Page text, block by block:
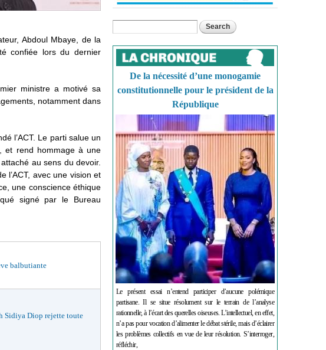
Abdoul Mbaye, de la
confiée lors du dernier
ministre a motivé sa
notamment dans
l’ACT. Le parti salue un
et rend hommage à une
au sens du devoir.
l’ACT, avec une vision et
une conscience éthique
signé par le Bureau
balbutiante
Sidiya Diop rejette toute
Search form
De la nécessité d’une monogamie
constitutionnelle pour le président de la
République
Le présent essai n’entend participer d’aucune polémique
partisane. Il se situe résolument sur le terrain de l’analyse
rationnelle, à l’écart des querelles oiseuses. L’intellectuel, en effet,
n’a pas pour vocation d’alimenter le débat stérile, mais d’éclairer
les problèmes collectifs en vue de leur résolution. S’interroger,
réfléchir,